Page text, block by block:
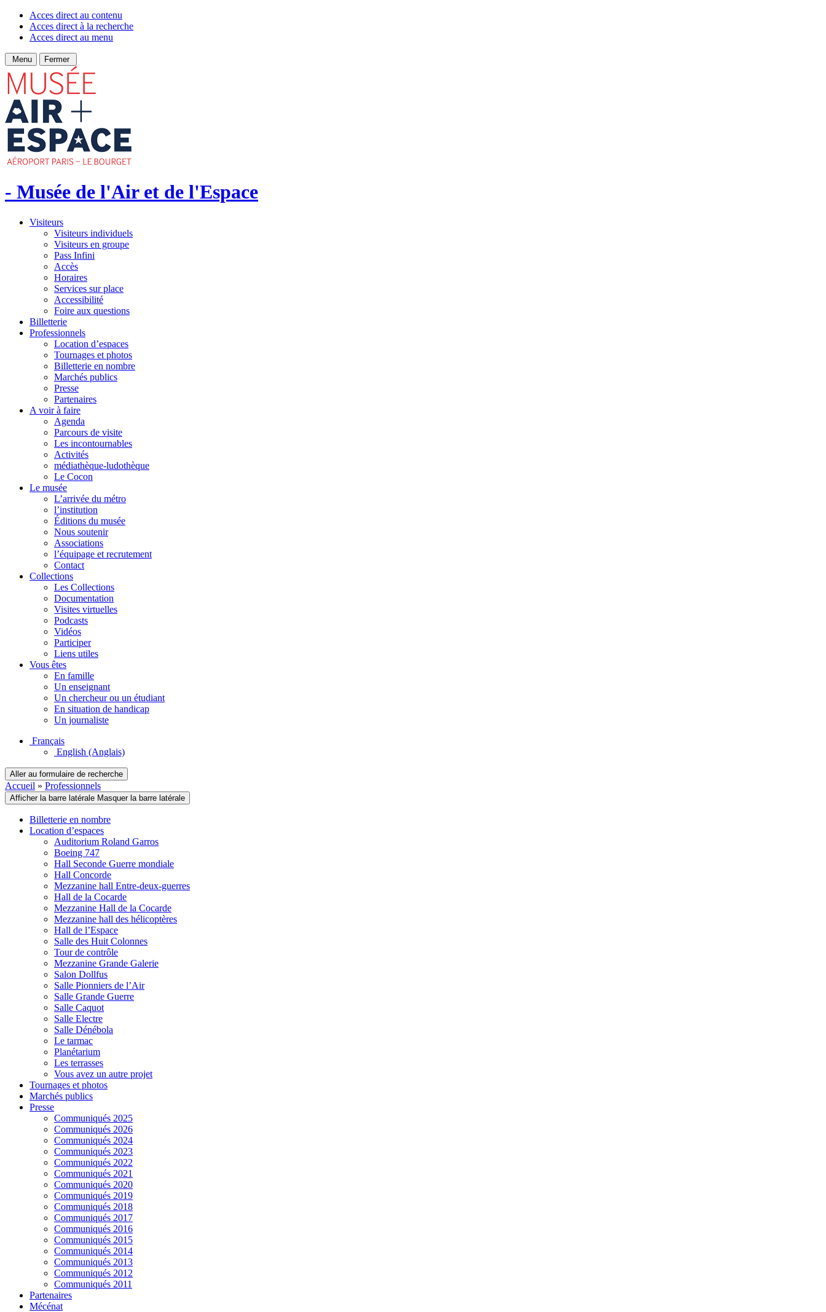
Acces direct au contenu
Acces direct à la recherche
Acces direct au menu
Menu Fermer
- Musée de l'Air et de l'Espace
Visiteurs
Visiteurs individuels
Visiteurs en groupe
Pass Infini
Accès
Horaires
Services sur place
Accessibilité
Foire aux questions
Billetterie
Professionnels
Location d’espaces
Tournages et photos
Billetterie en nombre
Marchés publics
Presse
Partenaires
A voir à faire
Agenda
Parcours de visite
Les incontournables
Activités
médiathèque-ludothèque
Le Cocon
Le musée
L’arrivée du métro
l’institution
Éditions du musée
Nous soutenir
Associations
l’équipage et recrutement
Contact
Collections
Les Collections
Documentation
Visites virtuelles
Podcasts
Vidéos
Participer
Liens utiles
Vous êtes
En famille
Un enseignant
Un chercheur ou un étudiant
En situation de handicap
Un journaliste
Français
English (Anglais)
Aller au formulaire de recherche
Accueil » Professionnels
Afficher la barre latérale Masquer la barre latérale
Billetterie en nombre
Location d’espaces
Auditorium Roland Garros
Boeing 747
Hall Seconde Guerre mondiale
Hall Concorde
Mezzanine hall Entre-deux-guerres
Hall de la Cocarde
Mezzanine Hall de la Cocarde
Mezzanine hall des hélicoptères
Hall de l’Espace
Salle des Huit Colonnes
Tour de contrôle
Mezzanine Grande Galerie
Salon Dollfus
Salle Pionniers de l’Air
Salle Grande Guerre
Salle Caquot
Salle Electre
Salle Dénébola
Le tarmac
Planétarium
Les terrasses
Vous avez un autre projet
Tournages et photos
Marchés publics
Presse
Communiqués 2025
Communiqués 2026
Communiqués 2024
Communiqués 2023
Communiqués 2022
Communiqués 2021
Communiqués 2020
Communiqués 2019
Communiqués 2018
Communiqués 2017
Communiqués 2016
Communiqués 2015
Communiqués 2014
Communiqués 2013
Communiqués 2012
Communiqués 2011
Partenaires
Mécénat